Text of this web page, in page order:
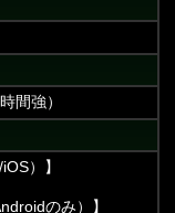
間強）
）】
のみ）】